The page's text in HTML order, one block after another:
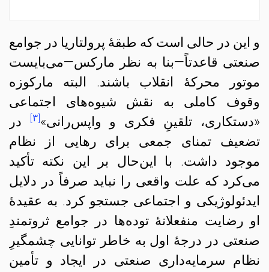
و این در حالی است که طبقهٔ پرولتاریا در جوامع
صنعتی قاعدتاً—بنا به نظر مارکس—می‌بایست
موتور محرکهٔ انقلاب باشند. البته مارکوزه
وقوف کاملی به نقش شیوه‌های اجتماعی
«دستکاری، تلقینِ فکری و واپس‌رانی»[۳]
در
تضعیف تمنای جمعی برای رهایی از نظام
موجود داشت. با این‌حال بر این نکته تأکید
می‌کرد که علت واقعی را نباید صرفاً در دلایل
ایدئولوژیکی و اجتماعی جستجو کرد. به عقیدهٔ
او رضایت منفعلانهٔ توده‌ها در جوامع ثروتمندِ
صنعتی در درجهٔ اول به خاطر توانایی چشمگیرِ
نظام سرمایه‌داری صنعتی در ایجاد و تأمین